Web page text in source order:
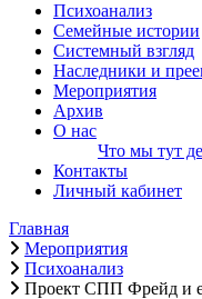
Психоанализ
Семейные истории
Системный взгляд
Наследники и
Мероприятия
Архив
О нас
Что мы тут
Контакты
Личный кабинет
Главная
Мероприятия
Психоанализ
Проект СПП Фрейд и